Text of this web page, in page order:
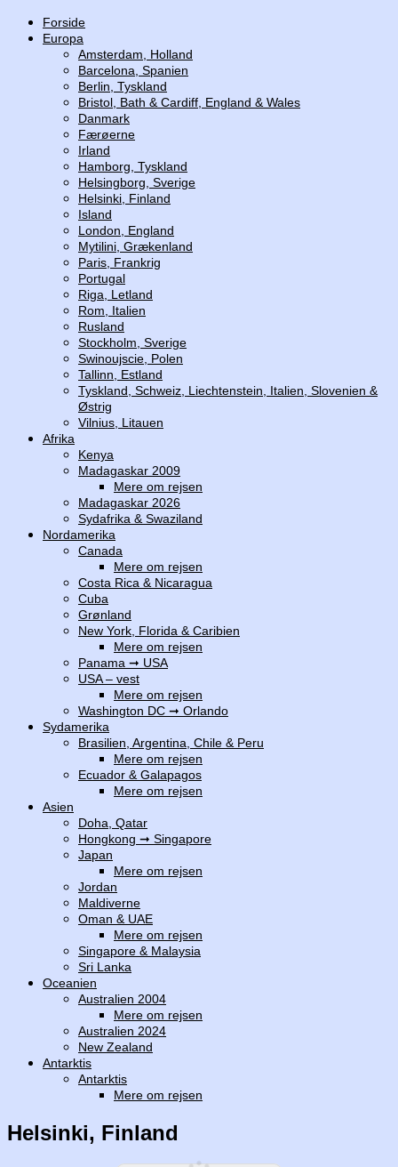
Skip
Forside
Europa
Amsterdam, Holland
Barcelona, Spanien
Berlin, Tyskland
Bristol, Bath & Cardiff, England & Wales
Danmark
Færøerne
Irland
Hamborg, Tyskland
Helsingborg, Sverige
Helsinki, Finland
Island
London, England
Mytilini, Grækenland
Paris, Frankrig
Portugal
Riga, Letland
Rom, Italien
Rusland
Stockholm, Sverige
Swinoujscie, Polen
Tallinn, Estland
Tyskland, Schweiz, Liechtenstein, Italien, Slovenien &
Østrig
Vilnius, Litauen
Afrika
Kenya
Madagaskar 2009
Mere om rejsen
Madagaskar 2026
Sydafrika & Swaziland
Nordamerika
Canada
Mere om rejsen
Costa Rica & Nicaragua
Cuba
Grønland
New York, Florida & Caribien
Mere om rejsen
Panama ➞ USA
USA – vest
Mere om rejsen
Washington DC ➞ Orlando
Sydamerika
Brasilien, Argentina, Chile & Peru
Mere om rejsen
Ecuador & Galapagos
Mere om rejsen
Asien
Doha, Qatar
Hongkong ➞ Singapore
Japan
Mere om rejsen
Jordan
Maldiverne
Oman & UAE
Mere om rejsen
Singapore & Malaysia
Sri Lanka
Oceanien
Australien 2004
Mere om rejsen
Australien 2024
New Zealand
Antarktis
Antarktis
Mere om rejsen
Helsinki, Finland